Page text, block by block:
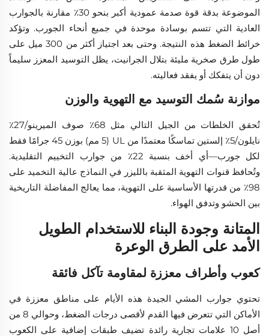
الموضوعة بدقة قوة صدمة عمودية أكبر بنحو 30٪ مقارنة بالجوارب
العادية التي تتسم بوسادة موحدة في جميع أنحاء الجورب. وتؤكد
خرائط الضغط هذه النتيجة. وحتى بعد اجتياز أكثر من 300 ميل على
طول طرق صخرية مليئة بتلال الجرانيت، يظل التوسيد المعزز سليماً
دون أن يتفكك أو يفقد فعاليته.
موازنة سُمك التوسيد مع التهوية والوزن
تُحقق الخلطات من الجيل التالي مثل 68٪ صوف الميرينو/27٪
نايلون/5٪ إلستين تماسكًا معتمدًا من UL (5 مم) بوزن 45 جرامًا فقط
لكل جورب—أي أخف بنسبة 22٪ من جوارب التخييم التقليدية.
وتُحافظ قنوات التهوية المثقبة بالليزر في النماذج عالية التخميد على
98٪ من قدرتها الأساسية على التهوية، مما يعالج المفاضلة التاريخية
بين الحشو وتدفق الهواء.
المتانة وجودة البناء للاستخدام الطويل
الأمد على الطرق الوعرة
كعوب وأطراف معززة لمقاومة تآكل فائقة
تحتوي جوارب المشي الجيدة هذه الأيام على مناطق معززة في
الأماكن التي تتعرض فيها القدم لأقصى درجات الضغط، وحوالي 8 من
أصل 10 علامات تجارية رائدة تضيف طبقات إضافية على الكعوب